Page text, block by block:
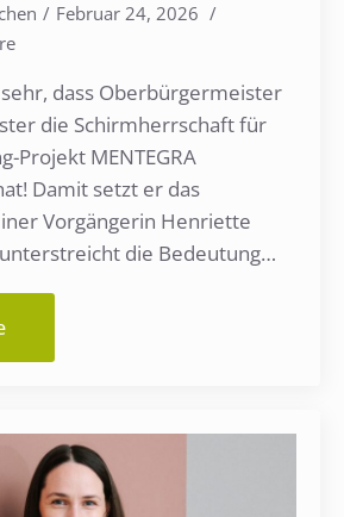
Februar 24, 2026
dass Oberbürgermeister
die Schirmherrschaft für
Projekt MENTEGRA
Damit setzt er das
Vorgängerin Henriette
die Bedeutung…